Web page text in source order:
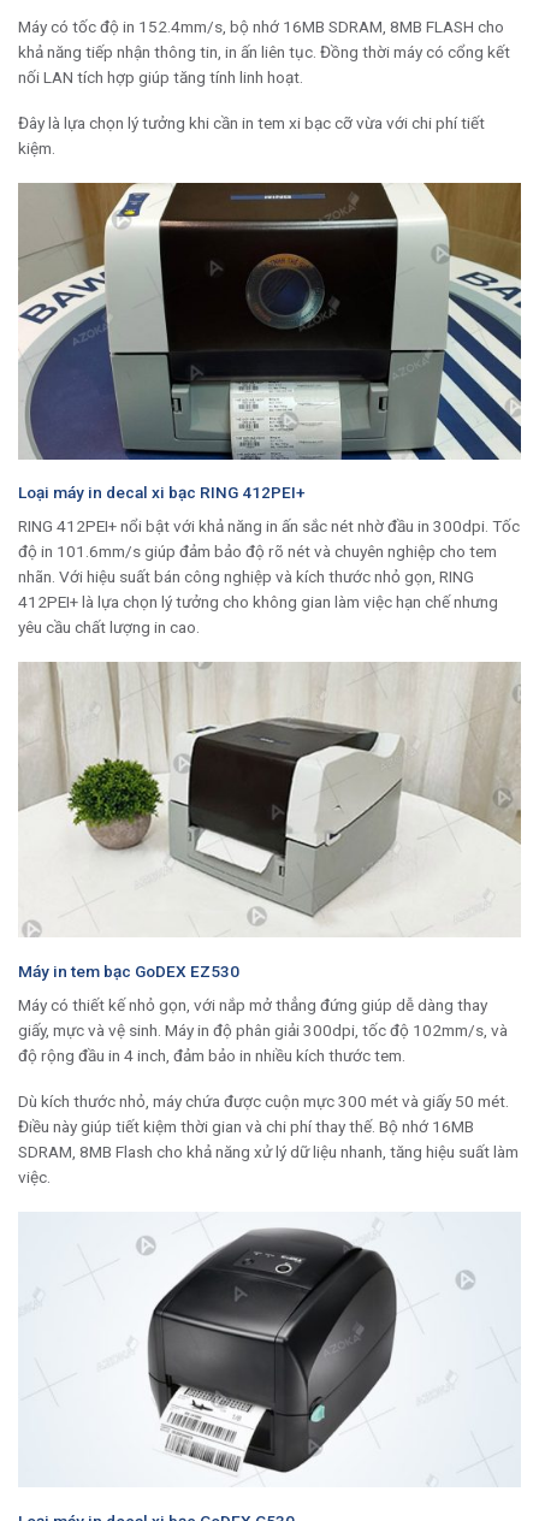
Máy có tốc độ in 152.4mm/s, bộ nhớ 16MB SDRAM, 8MB FLASH cho
khả năng tiếp nhận thông tin, in ấn liên tục. Đồng thời máy có cổng kết
nối LAN tích hợp giúp tăng tính linh hoạt.
Đây là lựa chọn lý tưởng khi cần in tem xi bạc cỡ vừa với chi phí tiết
kiệm.
Loại máy in decal xi bạc RING 412PEI+
RING 412PEI+ nổi bật với khả năng in ấn sắc nét nhờ đầu in 300dpi. Tốc
độ in 101.6mm/s giúp đảm bảo độ rõ nét và chuyên nghiệp cho tem
nhãn. Với hiệu suất bán công nghiệp và kích thước nhỏ gọn, RING
412PEI+ là lựa chọn lý tưởng cho không gian làm việc hạn chế nhưng
yêu cầu chất lượng in cao.
Máy in tem bạc GoDEX EZ530
Máy có thiết kế nhỏ gọn, với nắp mở thẳng đứng giúp dễ dàng thay
giấy, mực và vệ sinh. Máy in độ phân giải 300dpi, tốc độ 102mm/s, và
độ rộng đầu in 4 inch, đảm bảo in nhiều kích thước tem.
Dù kích thước nhỏ, máy chứa được cuộn mực 300 mét và giấy 50 mét.
Điều này giúp tiết kiệm thời gian và chi phí thay thế. Bộ nhớ 16MB
SDRAM, 8MB Flash cho khả năng xử lý dữ liệu nhanh, tăng hiệu suất làm
việc.